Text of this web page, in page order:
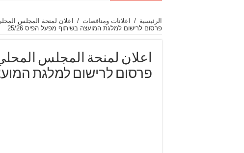
الرئيسية / اعلانات ومناقصات /
اعلان لمنحة المجلس المحلي
פרסום לרישום למלגת המועצה בשיתוף מפעל הפיס 25/26
اعلان لمنحة المجلس المحلي
פרסום לרישום למלגת